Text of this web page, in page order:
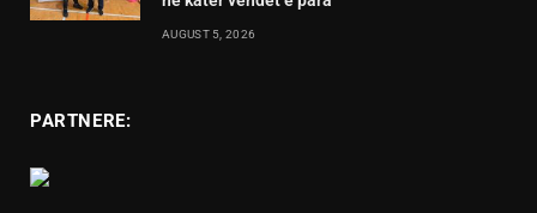
AUGUST 5, 2026
PARTNERE: